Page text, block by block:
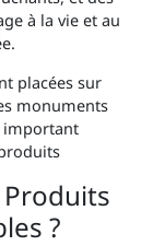
à la vie et au
placées sur
monuments
important
?